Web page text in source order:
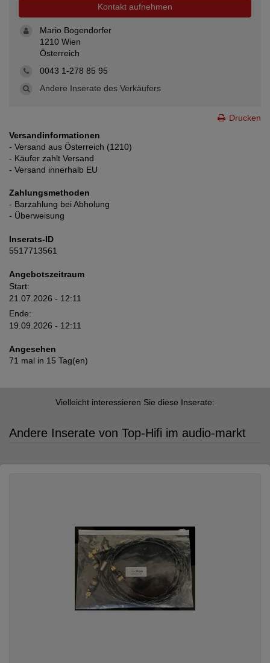
Kontakt aufnehmen
Mario Bogendorfer
1210 Wien
Österreich
0043 1-278 85 95
Andere Inserate des Verkäufers
Drucken
Versandinformationen
- Versand aus Österreich (1210)
- Käufer zahlt Versand
- Versand innerhalb EU
Zahlungsmethoden
- Barzahlung bei Abholung
- Überweisung
Inserats-ID
5517713561
Angebotszeitraum
Start:
21.07.2026 - 12:11
Ende:
19.09.2026 - 12:11
Angesehen
71 mal in 15 Tag(en)
Vielleicht interessieren Sie diese Inserate:
Andere Inserate von Top-Hifi im audio-markt